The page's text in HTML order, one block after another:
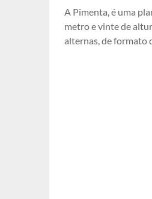
A Pimenta, é uma
metro e vinte de
alternas, de formato